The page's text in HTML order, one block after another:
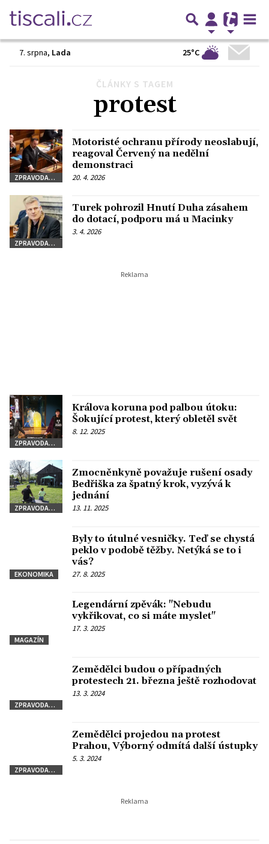
7. srpna, Lada 25°C
ČLÁNKY S TAGEM
protest
ZPRAVODAJSTVÍ
Motoristé ochranu přírody neoslabují,
reagoval Červený na nedělní
demonstraci
20. 4. 2026
ZPRAVODAJSTVÍ
Turek pohrozil Hnutí Duha zásahem
do dotací, podporu má u Macinky
3. 4. 2026
ZPRAVODAJSTVÍ
Králova koruna pod palbou útoku:
Šokující protest, který obletěl svět
8. 12. 2025
ZPRAVODAJSTVÍ
Zmocněnkyně považuje rušení osady
Bedřiška za špatný krok, vyzývá k
jednání
13. 11. 2025
EKONOMIKA
Byly to útulné vesničky. Teď se chystá
peklo v podobě těžby. Netýká se to i
vás?
27. 8. 2025
MAGAZÍN
Legendární zpěvák: "Nebudu
vykřikovat, co si máte myslet"
17. 3. 2025
ZPRAVODAJSTVÍ
Zemědělci budou o případných
protestech 21. března ještě rozhodovat
13. 3. 2024
ZPRAVODAJSTVÍ
Zemědělci projedou na protest
Prahou, Výborný odmítá další ústupky
5. 3. 2024
… 18 Další